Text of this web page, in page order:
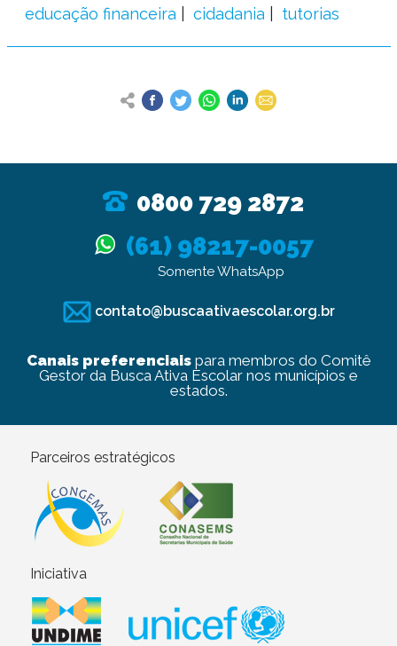
educação financeira
cidadania tutorias
0800 729 2872
(61) 98217-0057
Somente WhatsApp
contato@buscaativaescolar.org.br
Canais preferenciaispara membros do Comitê
Gestor da Busca Ativa Escolar nos municípios e
estados.
Parceiros estratégicos
Iniciativa